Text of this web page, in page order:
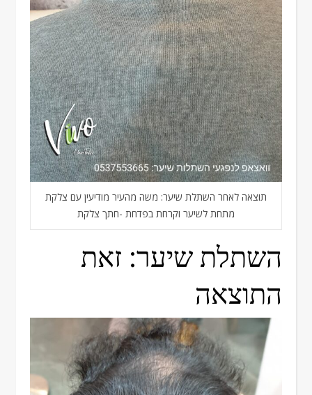
תוצאה לאחר השתלת שיער: משה מהעיר מודיעין עם צלקת
מתחת לשיער וקרחת בפדחת -חתך צלקת
השתלת שיער: זאת
התוצאה